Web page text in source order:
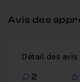
Chapitre 3 : Les
Chapitre 4 :
Avis des
Détail des avis
2